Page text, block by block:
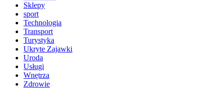
Sklepy
sport
Technologia
Transport
Turystyka
Ukryte Zajawki
Uroda
Usługi
Wnętrza
Zdrowie